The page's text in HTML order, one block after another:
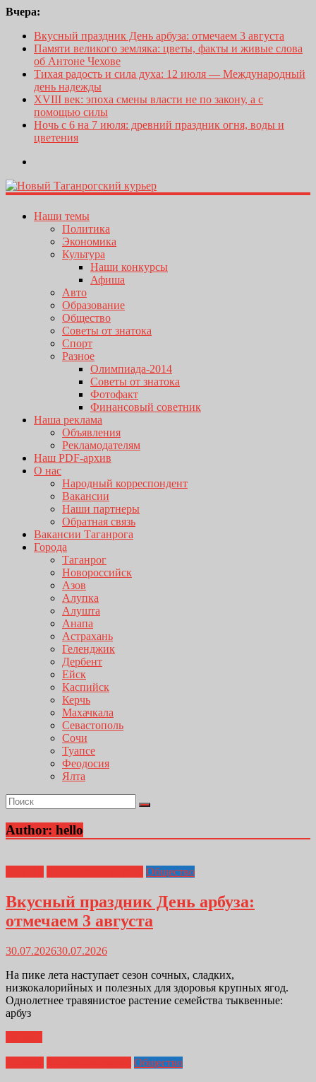
Вчера:
Вкусный праздник День арбуза: отмечаем 3 августа
Памяти великого земляка: цветы, факты и живые слова
об Антоне Чехове
Тихая радость и сила духа: 12 июля — Международный
день надежды
XVIII век: эпоха смены власти не по закону, а с
помощью силы
Ночь с 6 на 7 июля: древний праздник огня, воды и
цветения
Наши темы
Политика
Экономика
Культура
Наши конкурсы
Афиша
Авто
Образование
Общество
Советы от знатока
Спорт
Разное
Олимпиада-2014
Советы от знатока
Фотофакт
Финансовый советник
Наша реклама
Объявления
Рекламодателям
Наш PDF-архив
О нас
Народный корреспондент
Вакансии
Наши партнеры
Обратная связь
Вакансии Таганрога
Города
Таганрог
Новороссийск
Азов
Алупка
Алушта
Анапа
Астрахань
Геленджик
Дербент
Ейск
Каспийск
Керчь
Махачкала
Севастополь
Сочи
Туапсе
Феодосия
Ялта
Author: hello
Общество
Вкусный праздник День арбуза:
отмечаем 3 августа
30.07.202630.07.2026
На пике лета наступает сезон сочных, сладких,
низкокалорийных и полезных для здоровья крупных ягод.
Однолетнее травянистое растение семейства тыквенные:
арбуз
Общество